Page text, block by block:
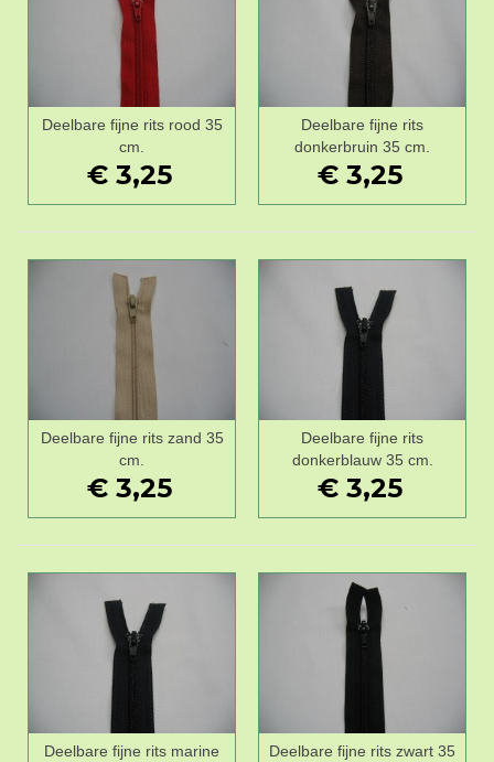
Deelbare fijne rits rood 35
cm.
€ 3,25
Deelbare fijne rits
donkerbruin 35 cm.
€ 3,25
Deelbare fijne rits zand 35
cm.
€ 3,25
Deelbare fijne rits
donkerblauw 35 cm.
€ 3,25
Deelbare fijne rits marine
Deelbare fijne rits zwart 35